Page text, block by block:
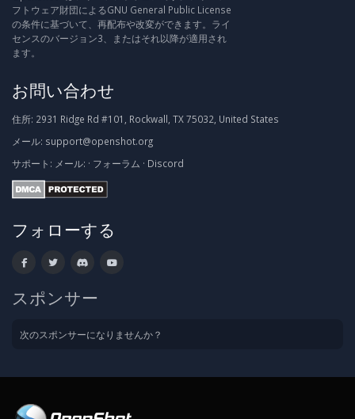
フトウェア財団によるGNU General Public License
の条件に基づいて、再配布や改変ができます。ライ
センスのバージョン3、またはそれ以降が適用され
ます。
お問い合わせ
住所: 2931 Ridge Rd #101, Rockwall, TX 75032, United States
メール: support@openshot.org
サポート: メール: · フォーラム · Discord
フォローする
スポンサー
次のスポンサーになりませんか？